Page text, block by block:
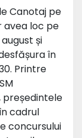
Canotaj pe
avea loc pe
și
în
Printre
președintele
cadrul
concursului